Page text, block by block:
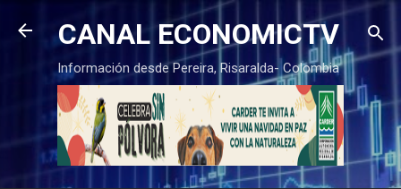
Ir al contenido principal
CANAL ECONOMICTV
Información desde Pereira, Risaralda- Colombia